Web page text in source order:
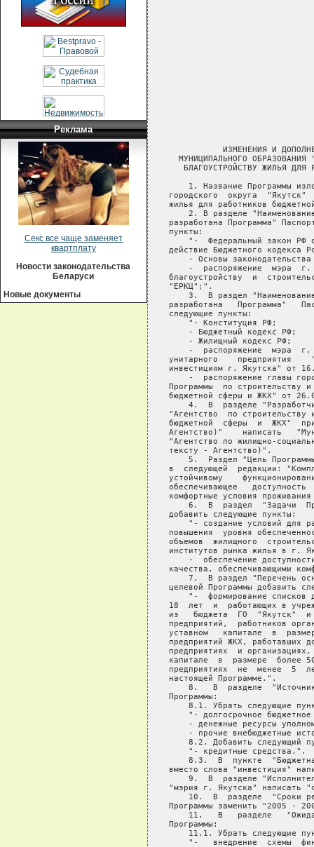
Реклама
Секс все чаще заменяет
квартплату
Новости законодательства
Беларуси
Новые документы